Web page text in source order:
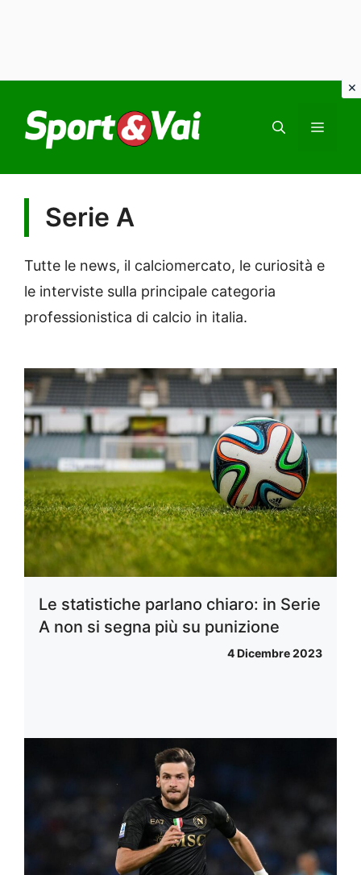
contenuto
Serie A
Tutte le news, il calciomercato, le curiosità e
le interviste sulla principale categoria
professionistica di calcio in italia.
Le statistiche parlano chiaro: in Serie
A non si segna più su punizione
4 Dicembre 2023